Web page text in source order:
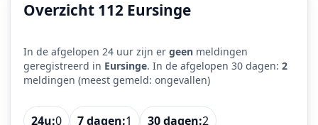
Overzicht 112 Eursinge
In de afgelopen 24 uur zijn er geen meldingen
geregistreerd in Eursinge. In de afgelopen 30 dagen: 2
meldingen (meest gemeld: ongevallen)
24u:0 7 dagen:1 30 dagen:2